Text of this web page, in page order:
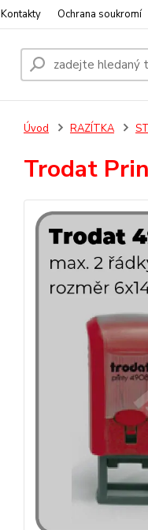
Kontakty Ochrana soukromí
Úvod RAZÍTKA
Trodat